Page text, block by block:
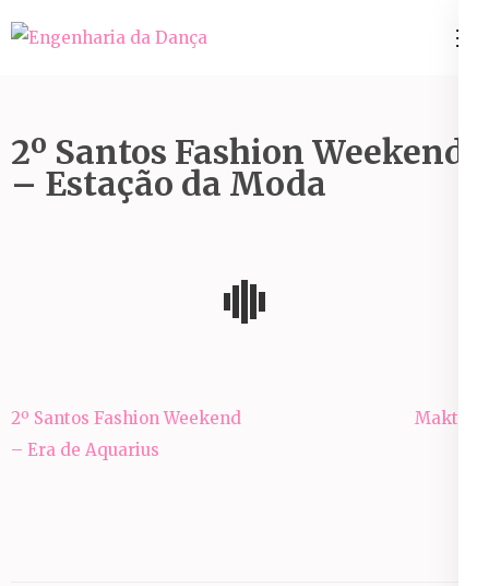
para
(Pressione
Enter)
2º Santos Fashion Weekend
– Estação da Moda
Navegação
de
2º Santos Fashion Weekend
– Era de Aquarius
Maktub